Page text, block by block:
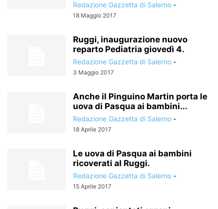
Redazione Gazzetta di Salerno -
18 Maggio 2017
Ruggi, inaugurazione nuovo
reparto Pediatria giovedì 4.
Redazione Gazzetta di Salerno -
3 Maggio 2017
Anche il Pinguino Martin porta le
uova di Pasqua ai bambini...
Redazione Gazzetta di Salerno -
18 Aprile 2017
Le uova di Pasqua ai bambini
ricoverati al Ruggi.
Redazione Gazzetta di Salerno -
15 Aprile 2017